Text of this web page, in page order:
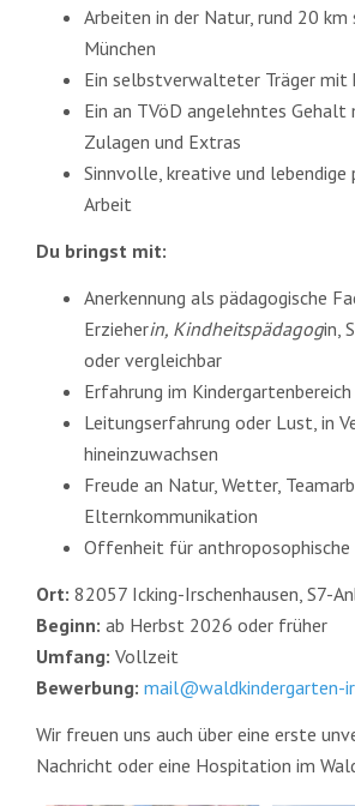
Arbeiten in der Natur, rund 20 km
München
Ein selbstverwalteter Träger mit
Ein an TVöD angelehntes
Zulagen und Extras
Sinnvolle, kreative und lebendige
Arbeit
Du bringst mit:
Anerkennung als pädagogische
Erzieherin, Kindheitspädagogin,
oder vergleichbar
Erfahrung im Kindergartenbereich
Leitungserfahrung oder Lust, in
hineinzuwachsen
Freude an Natur, Wetter,
Elternkommunikation
Offenheit für anthroposophische
Ort: 82057 Icking-Irschenhausen, S7-
Beginn: ab Herbst 2026 oder früher
Umfang: Vollzeit
Bewerbung: mail@waldkindergarten-
Wir freuen uns auch über eine erste
Nachricht oder eine Hospitation im